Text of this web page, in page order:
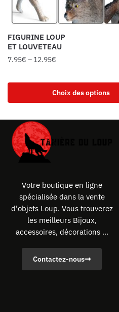
FIGURINE LOUP
ET LOUVETEAU
7.95€ – 12.95€
Choix des options
Votre boutique en ligne
spécialisée dans la vente
d'objets Loup. Vous trouverez
les meilleurs Bijoux,
accessoires, décorations ...
Contactez-nous